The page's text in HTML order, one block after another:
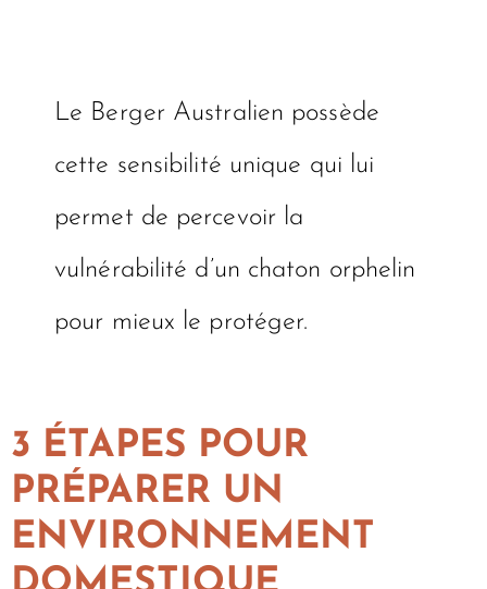
Le Berger Australien possède
cette sensibilité unique qui lui
permet de percevoir la
vulnérabilité d’un chaton orphelin
pour mieux le protéger.
3 ÉTAPES POUR
PRÉPARER UN
ENVIRONNEMENT